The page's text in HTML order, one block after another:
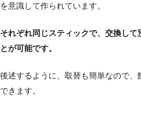
を意識して作られています。
それぞれ同じスティックで、交換して
とが可能です。
後述するように、取替も簡単なので、
できます。